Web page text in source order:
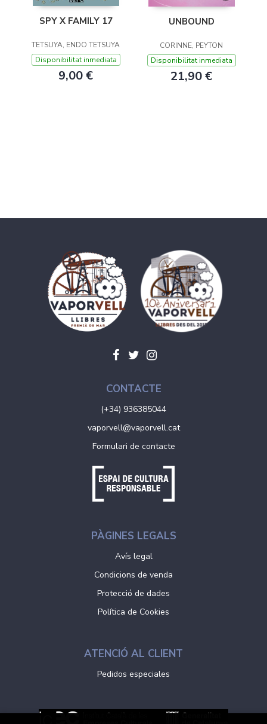
SPY X FAMILY 17
TETSUYA, ENDO TETSUYA
Disponibilitat inmediata
9,00 €
UNBOUND
CORINNE, PEYTON
Disponibilitat inmediata
21,90 €
CONTACTE
(+34) 936385044
vaporvell@vaporvell.cat
Formulari de contacte
PÀGINES LEGALS
Avís legal
Condicions de venda
Protecció de dades
Política de Cookies
ATENCIÓ AL CLIENT
Pedidos especiales